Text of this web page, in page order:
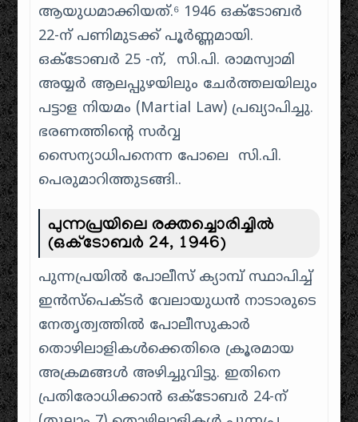
ആയുധമാക്കിയത്.⁶ 1946 ഒക്ടോബർ
22-ന് പണിമുടക്ക് പൂർണ്ണമായി.
ഒക്ടോബർ 25 -ന്, സി.പി. രാമസ്വാമി
അയ്യർ ആലപ്പുഴയിലും ചേർത്തലയിലും
പട്ടാള നിയമം (Martial Law) പ്രഖ്യാപിച്ചു.
ഭരണത്തിന്റെ സർവ്വ
സൈന്യാധിപനെന്ന പോലെ സി.പി.
പെരുമാറിത്തുടങ്ങി..
പുന്നപ്രയിലെ രക്തച്ചൊരിച്ചിൽ
(ഒക്ടോബർ 24, 1946)
പുന്നപ്രയിൽ പോലീസ് ക്യാമ്പ് സ്ഥാപിച്ച്
ഇൻസ്പെക്ടർ വേലായുധൻ നാടാരുടെ
നേതൃത്വത്തിൽ പോലീസുകാർ
തൊഴിലാളികൾക്കെതിരെ ക്രൂരമായ
അക്രമങ്ങൾ അഴിച്ചുവിട്ടു. ഇതിനെ
പ്രതിരോധിക്കാൻ ഒക്ടോബർ 24-ന്